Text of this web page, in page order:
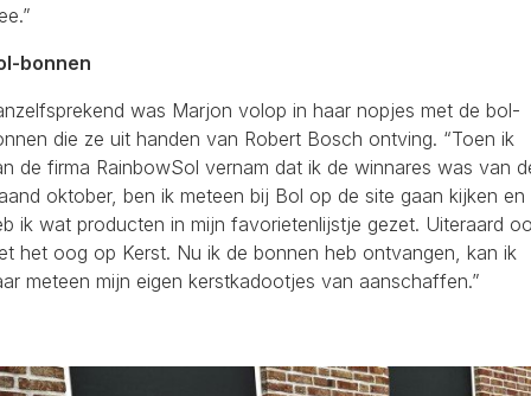
bonnen
was Marjon volop in haar nopjes met de bol-
die ze uit handen van Robert Bosch ontving. “Toen ik
de firma RainbowSol vernam dat ik de winnares was van
oktober, ben ik meteen bij Bol op de site gaan kijken en
ik wat producten in mijn favorietenlijstje gezet. Uiteraard
het oog op Kerst. Nu ik de bonnen heb ontvangen, kan ik
meteen mijn eigen kerstkadootjes van aanschaffen.”